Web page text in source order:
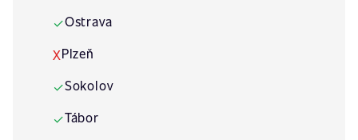
✓Ostrava
XPlzeň
✓Sokolov
✓Tábor